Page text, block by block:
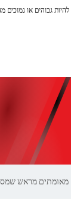
גבוהים או